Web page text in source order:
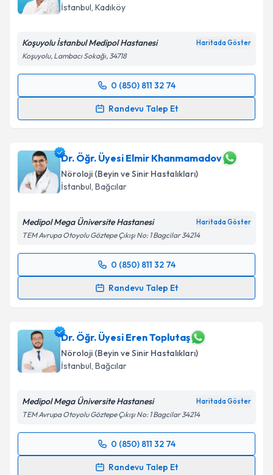
Kişisel verilerimin işlenmesine ilişkin
Metni'ni okudum ve kişisel verilerimin belirtilen
kapsamda işlenmesini kabul ediyorum.
Takvim Talebini Gönder
İstanbul, Kadıköy
Koşuyolu İstanbul Medipol Hastanesi Haritada Göster
Koşuyolu, Lambacı Sokağı, 34718
0 (850) 811 32 74
Randevu Talep Et
Randevu Takvimi Talebi
için bir takvim hazırlandığında e-posta ile
bilgilendireceğiz.
E-posta Adresiniz
Kişisel verilerimin işlenmesine ilişkinAydınlatma
'ni okudum ve kişisel verilerimin belirtilen
kapsamda işlenmesini kabul ediyorum.
Dr. Öğr. Üyesi Elmir Khanmamadov
Nöroloji (Beyin ve Sinir Hastalıkları)
İstanbul, Bağcılar
Medipol Mega Üniversite Hastanesi Haritada Göster
TEM Avrupa Otoyolu Göztepe Çıkışı No: 1 Bagcilar 34214
0 (850) 811 32 74
Randevu Talep Et
Randevu Takvimi Talebi
almanız için bir takvim hazırlandığında e-posta ile
bilgilendireceğiz.
E-posta Adresiniz
Kişisel verilerimin işlenmesine ilişkinAydınlatma
'ni okudum ve kişisel verilerimin belirtilen
kapsamda işlenmesini kabul ediyorum.
Dr. Öğr. Üyesi Eren Toplutaş
Nöroloji (Beyin ve Sinir Hastalıkları)
İstanbul, Bağcılar
Medipol Mega Üniversite Hastanesi Haritada Göster
TEM Avrupa Otoyolu Göztepe Çıkışı No: 1 Bagcilar 34214
0 (850) 811 32 74
Randevu Talep Et
Randevu Takvimi Talebi